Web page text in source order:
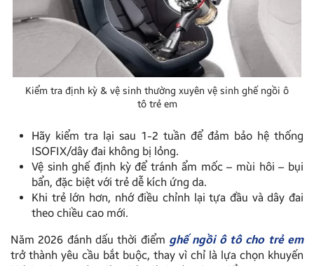
Kiểm tra định kỳ & vệ sinh thường xuyên vệ sinh ghế ngồi ô
tô trẻ em
Hãy kiểm tra lại sau 1-2 tuần để đảm bảo hệ thống
ISOFIX/dây đai không bị lỏng.
Vệ sinh ghế định kỳ để tránh ẩm mốc – mùi hôi – bụi
bẩn, đặc biệt với trẻ dễ kích ứng da.
Khi trẻ lớn hơn, nhớ điều chỉnh lại tựa đầu và dây đai
theo chiều cao mới.
Năm 2026 đánh dấu thời điểm ghế ngồi ô tô cho trẻ em
trở thành yêu cầu bắt buộc, thay vì chỉ là lựa chọn khuyến